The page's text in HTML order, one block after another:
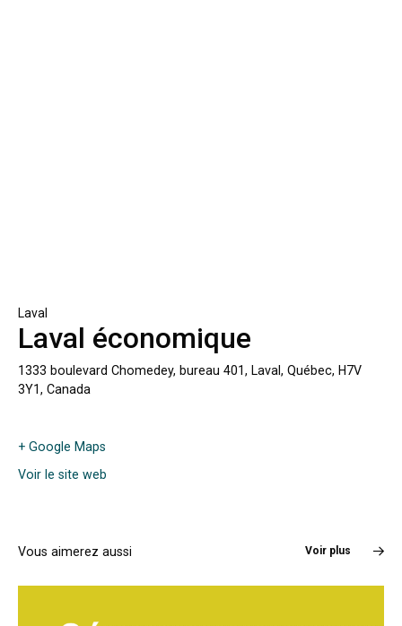
Laval
Laval économique
1333 boulevard Chomedey, bureau 401, Laval, Québec, H7V
3Y1, Canada
+ Google Maps
Voir le site web
Vous aimerez aussi Voir plus